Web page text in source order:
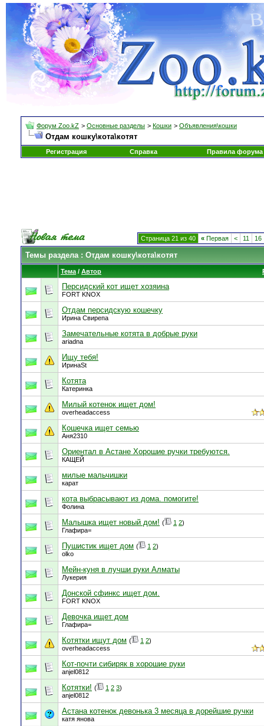
Форум Zoo.kZ > Основные разделы > Кошки > Объявления\кошки
Отдам кошку\кота\котят
Регистрация Справка Правила форума
Страница 21 из 40 « Первая < 11 16
Темы раздела: Отдам кошку\кота\котят
Тема / Автор
Персидский кот ищет хозяина
FORT KNOX
Отдам персидскую кошечку
Ирина Свирепа
Замечательные котята в добрые руки
ariadna
Ищу тебя!
ИринаSt
Котята
Катеринка
Милый котенок ищет дом!
overheadaccess
Кошечка ищет семью
Аня2310
Ориентал в Астане Хорошие ручки требуются.
КАЩЕЙ
милые мальчишки
карат
кота выбрасывают из дома. помогите!
Фолина
Малышка ищет новый дом! ( 1 2)
Глафира=
Пушистик ищет дом ( 1 2)
olko
Мейн-куня в лучши руки Алматы
Лукерия
Донской сфинкс ищет дом.
FORT KNOX
Девочка ищет дом
Глафира=
Котятки ищут дом ( 1 2)
overheadaccess
Кот-почти сибиряк в хорошие руки
anjel0812
Котятки! ( 1 2 3)
anjel0812
Астана котенок девонька 3 месяца в дорейшие ручки
катя янова